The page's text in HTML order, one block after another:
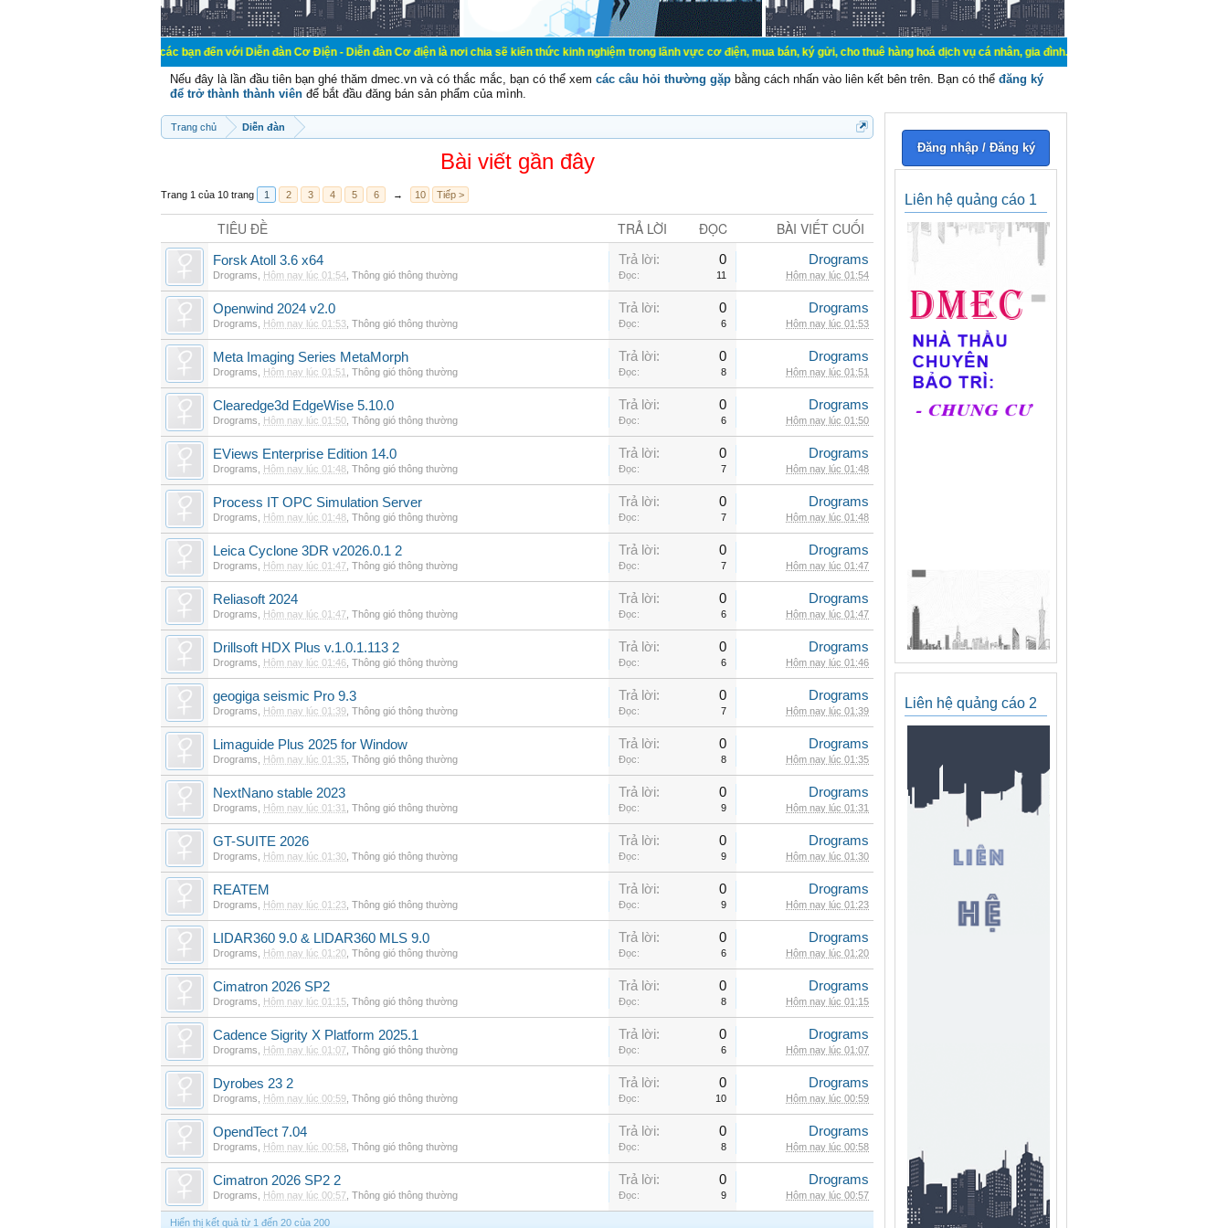
Chào mừng các bạn đến với Diễn đàn Cơ Điện - Diễn đàn Cơ điện là nơi chia sẽ kiến thức kinh nghiệm trong lãnh vực cơ điện, mua bán, ký gửi, cho thuê hàng hoá dịch vụ cá nhân, gia đình. Mua bán, ký gửi, cho thuê thiết bị hệ
Nếu đây là lần đầu tiên bạn ghé thăm dmec.vn và có thắc mắc, bạn có thể xem các câu hỏi thường gặp bằng cách nhấn vào liên kết bên trên. Bạn có thể đăng ký
để trở thành thành viên để bắt đầu đăng bán sản phẩm của mình.
Trang chủ Diễn đàn
Bài viết gần đây
Trang 1 của 10 trang 1 2 3 4 5 6 → 10 Tiếp >
TIÊU ĐỀ TRẢ LỜI ĐỌC BÀI VIẾT CUỐI
Forsk Atoll 3.6 x64
Drograms Hôm nay lúc 01:54 Thông gió thông thường
Trả lời: 0
Đọc: 11
Drograms
Hôm nay lúc 01:54
Openwind 2024 v2.0
Drograms Hôm nay lúc 01:53 Thông gió thông thường
Trả lời: 0
Đọc: 6
Drograms
Hôm nay lúc 01:53
Meta Imaging Series MetaMorph
Drograms Hôm nay lúc 01:51 Thông gió thông thường
Trả lời: 0
Đọc: 8
Drograms
Hôm nay lúc 01:51
Clearedge3d EdgeWise 5.10.0
Drograms Hôm nay lúc 01:50 Thông gió thông thường
Trả lời: 0
Đọc: 6
Drograms
Hôm nay lúc 01:50
EViews Enterprise Edition 14.0
Drograms Hôm nay lúc 01:48 Thông gió thông thường
Trả lời: 0
Đọc: 7
Drograms
Hôm nay lúc 01:48
Process IT OPC Simulation Server
Drograms Hôm nay lúc 01:48 Thông gió thông thường
Trả lời: 0
Đọc: 7
Drograms
Hôm nay lúc 01:48
Leica Cyclone 3DR v2026.0.1 2
Drograms Hôm nay lúc 01:47 Thông gió thông thường
Trả lời: 0
Đọc: 7
Drograms
Hôm nay lúc 01:47
Reliasoft 2024
Drograms Hôm nay lúc 01:47 Thông gió thông thường
Trả lời: 0
Đọc: 6
Drograms
Hôm nay lúc 01:47
Drillsoft HDX Plus v.1.0.1.113 2
Drograms Hôm nay lúc 01:46 Thông gió thông thường
Trả lời: 0
Đọc: 6
Drograms
Hôm nay lúc 01:46
geogiga seismic Pro 9.3
Drograms Hôm nay lúc 01:39 Thông gió thông thường
Trả lời: 0
Đọc: 7
Drograms
Hôm nay lúc 01:39
Limaguide Plus 2025 for Window
Drograms Hôm nay lúc 01:35 Thông gió thông thường
Trả lời: 0
Đọc: 8
Drograms
Hôm nay lúc 01:35
NextNano stable 2023
Drograms Hôm nay lúc 01:31 Thông gió thông thường
Trả lời: 0
Đọc: 9
Drograms
Hôm nay lúc 01:31
GT-SUITE 2026
Drograms Hôm nay lúc 01:30 Thông gió thông thường
Trả lời: 0
Đọc: 9
Drograms
Hôm nay lúc 01:30
REATEM
Drograms Hôm nay lúc 01:23 Thông gió thông thường
Trả lời: 0
Đọc: 9
Drograms
Hôm nay lúc 01:23
LIDAR360 9.0 & LIDAR360 MLS 9.0
Drograms Hôm nay lúc 01:20 Thông gió thông thường
Trả lời: 0
Đọc: 6
Drograms
Hôm nay lúc 01:20
Cimatron 2026 SP2
Drograms Hôm nay lúc 01:15 Thông gió thông thường
Trả lời: 0
Đọc: 8
Drograms
Hôm nay lúc 01:15
Cadence Sigrity X Platform 2025.1
Drograms Hôm nay lúc 01:07 Thông gió thông thường
Trả lời: 0
Đọc: 6
Drograms
Hôm nay lúc 01:07
Dyrobes 23 2
Drograms Hôm nay lúc 00:59 Thông gió thông thường
Trả lời: 0
Đọc: 10
Drograms
Hôm nay lúc 00:59
OpendTect 7.04
Drograms Hôm nay lúc 00:58 Thông gió thông thường
Trả lời: 0
Đọc: 8
Drograms
Hôm nay lúc 00:58
Cimatron 2026 SP2 2
Drograms Hôm nay lúc 00:57 Thông gió thông thường
Trả lời: 0
Đọc: 9
Drograms
Hôm nay lúc 00:57
Hiển thị kết quả từ 1 đến 20 của 200
Đăng nhập / Đăng ký
Liên hệ quảng cáo 1
Liên hệ quảng cáo 2